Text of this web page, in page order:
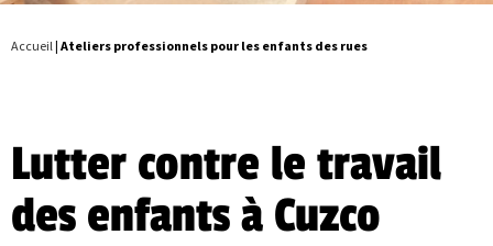
Accueil| Ateliers professionnels pour les enfants des rues
Lutter contre le travail
des enfants à Cuzco